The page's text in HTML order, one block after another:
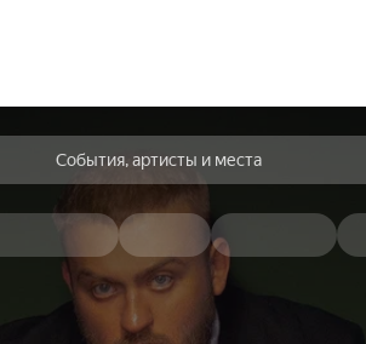
События, артисты и места